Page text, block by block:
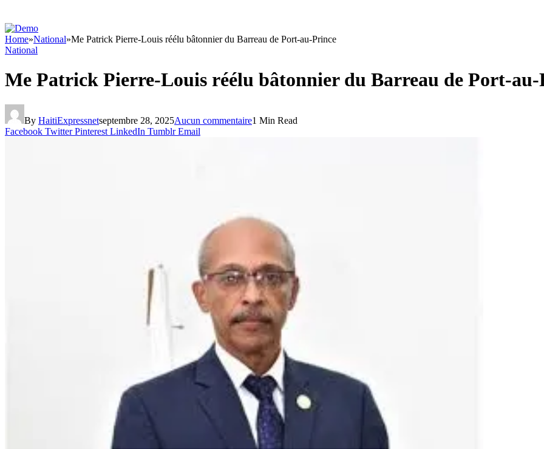
Home»National»Me Patrick Pierre-Louis réélu bâtonnier du Barreau de Port-au-Prince
National
Me Patrick Pierre-Louis réélu bâtonnier du Barreau de Port-au-
By HaitiExpressnetseptembre 28, 2025Aucun commentaire1 Min Read
Facebook Twitter Pinterest LinkedIn Tumblr Email